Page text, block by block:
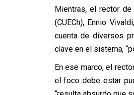
Mientras, el rector
(CUECh), Ennio
cuenta de diversos
clave en el sistema,
En ese marco, el
el foco debe estar